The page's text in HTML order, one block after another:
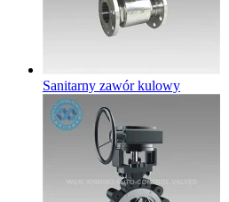
Sanitarny zawór kulowy